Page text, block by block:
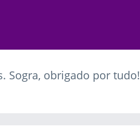
Sogra, obrigado por tudo!